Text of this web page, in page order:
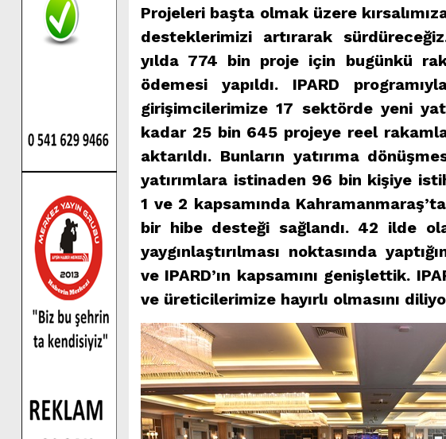
Projeleri başta olmak üzere
desteklerimizi artırarak
yılda 774 bin proje için bugünkü
ödemesi yapıldı. IPARD
girişimcilerimize 17 sektörde yeni
kadar 25 bin 645 projeye reel
aktarıldı. Bunların yatırıma
yatırımlara istinaden 96 bin kişiye
1 ve 2 kapsamında
bir hibe desteği sağlandı. 42 ilde
yaygınlaştırılması noktasında
ve IPARD’ın kapsamını genişlettik.
ve üreticilerimize hayırlı olmasını